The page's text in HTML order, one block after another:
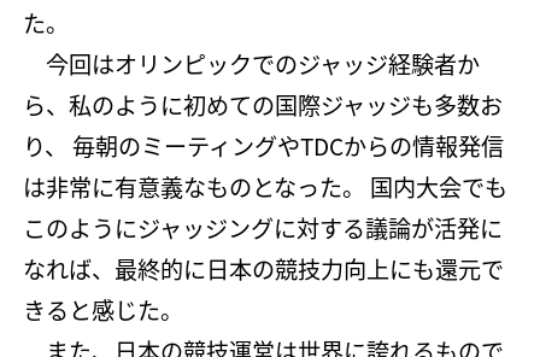
た。
今回はオリンピックでのジャッジ経験者か
ら、私のように初めての国際ジャッジも多数お
り、 毎朝のミーティングやTDCからの情報発信
は非常に有意義なものとなった。 国内大会でも
このようにジャッジングに対する議論が活発に
なれば、最終的に日本の競技力向上にも還元で
きると感じた。